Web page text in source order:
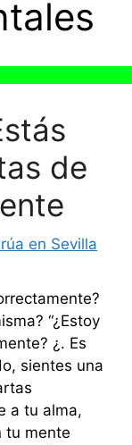
de
en Sevilla
“¿Estoy
¿. Es
sientes una
a tu alma,
tu mente